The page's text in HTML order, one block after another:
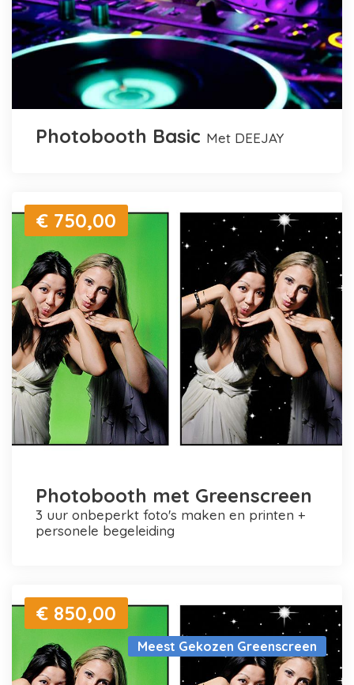
Photobooth Basic met DEEJAY
€ 750,00
Photobooth met Greenscreen
3 uur onbeperkt foto's maken en printen +
personele begeleiding
Meest Gekozen Greenscreen
€ 850,00